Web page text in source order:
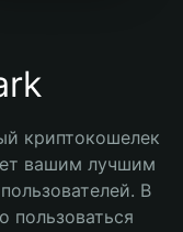
криптокошелек
вашим лучшим
В
пользоваться